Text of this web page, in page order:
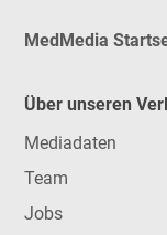
MedMedia
Über unseren
Mediadaten
Team
Jobs